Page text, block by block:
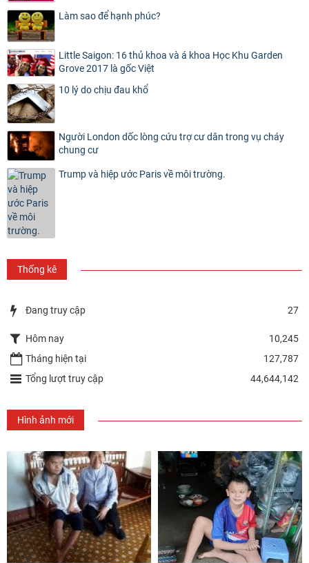
Làm sao để hạnh phúc?
Little Saigon: 16 thủ khoa và á khoa Học Khu Garden
Grove 2017 là gốc Việt
10 lý do chịu đau khổ
Người London dốc lòng cứu trợ cư dân trong vụ cháy
chung cư
Trump và hiệp ước Paris về môi trường.
Thống kê
Đang truy cập 27
Hôm nay
10,245
Tháng hiện tại
127,787
Tổng lượt truy cập
44,644,142
Hình ảnh mới